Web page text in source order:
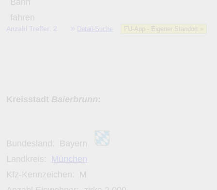
Anzahl Treffer: 2 » Detail-Suche FU-App - Eigener Standort »
Kreisstadt Baierbrunn:
Bundesland: Bayern
Landkreis: München
Kfz-Kennzeichen: M